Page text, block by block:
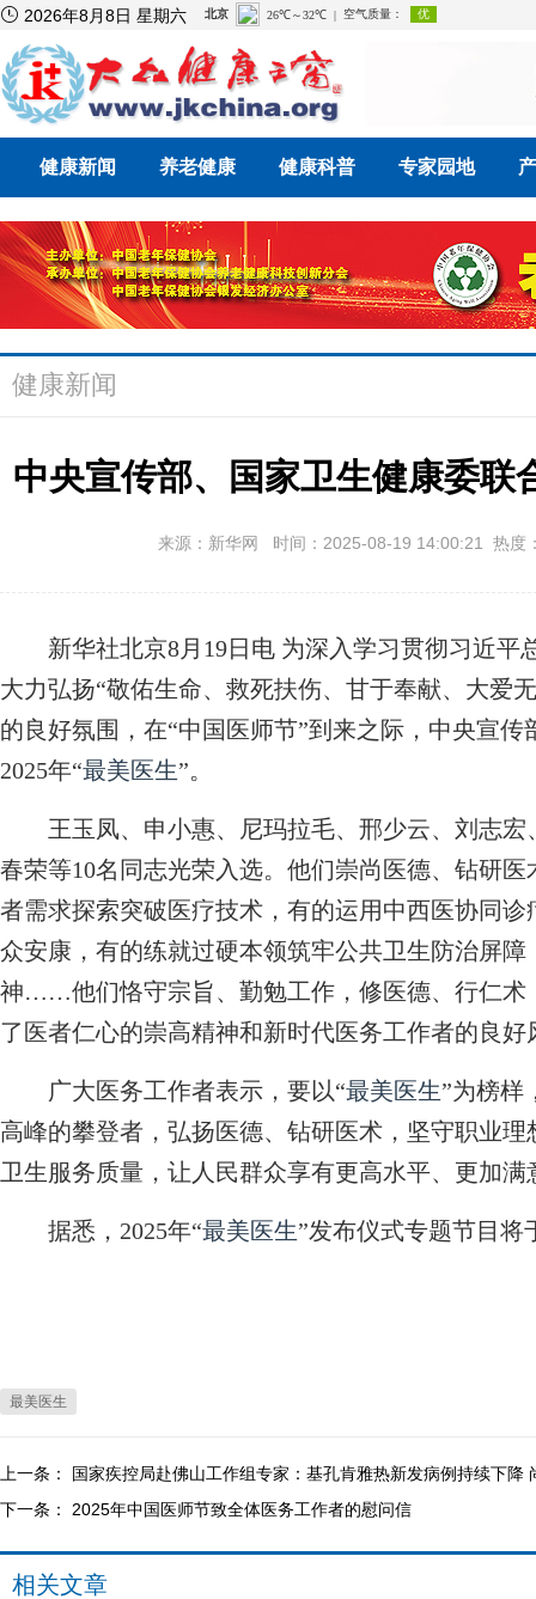
 2026年8月8日 星期六
健康新闻 养老健康 健康科普 专家园地
健康新闻
中央宣传部、国家卫生健康委联
来源：新华网 时间：2025-08-19 14:00:21 热度
新华社北京8月19日电 为深入学习贯彻习近平
大力弘扬“敬佑生命、救死扶伤、甘于奉献、大爱
的良好氛围，在“中国医师节”到来之际，中央宣
2025年“最美医生”。
王玉凤、申小惠、尼玛拉毛、邢少云、刘志宏
春荣等10名同志光荣入选。他们崇尚医德、钻研
者需求探索突破医疗技术，有的运用中西医协同
众安康，有的练就过硬本领筑牢公共卫生防治屏
神……他们恪守宗旨、勤勉工作，修医德、行仁术
了医者仁心的崇高精神和新时代医务工作者的良好
广大医务工作者表示，要以“最美医生”为榜样
高峰的攀登者，弘扬医德、钻研医术，坚守职业
卫生服务质量，让人民群众享有更高水平、更加
据悉，2025年“最美医生”发布仪式专题节目将
最美医生
上一条： 国家疾控局赴佛山工作组专家：基孔肯雅热新发病例持续下降
下一条： 2025年中国医师节致全体医务工作者的慰问信
相关文章